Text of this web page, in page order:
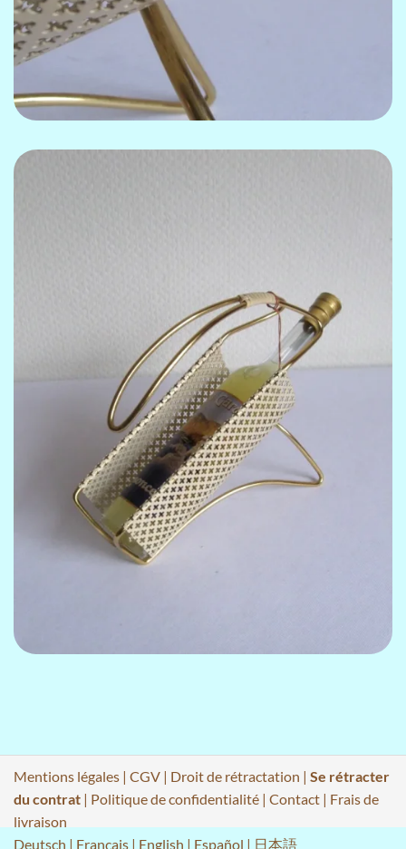
Mentions légales | CGV | Droit de rétractation | Se rétracter
du contrat | Politique de confidentialité | Contact | Frais de
livraison
Deutsch | Français | English | Español | 日本語